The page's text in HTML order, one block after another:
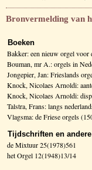
Bronvermelding van
Boeken
Bakker: een nieuw orgel voor
Bouman, mr A.: orgels in
Jongepier, Jan: Frieslands
Knock, Nicolaes Arnoldi:
Knock, Nicolaes Arnoldi:
Talstra, Frans: langs
Vlagsma: de Friese orgels
Tijdschriften en
de Mixtuur 25(1978)561
het Orgel 12(1948)13/14